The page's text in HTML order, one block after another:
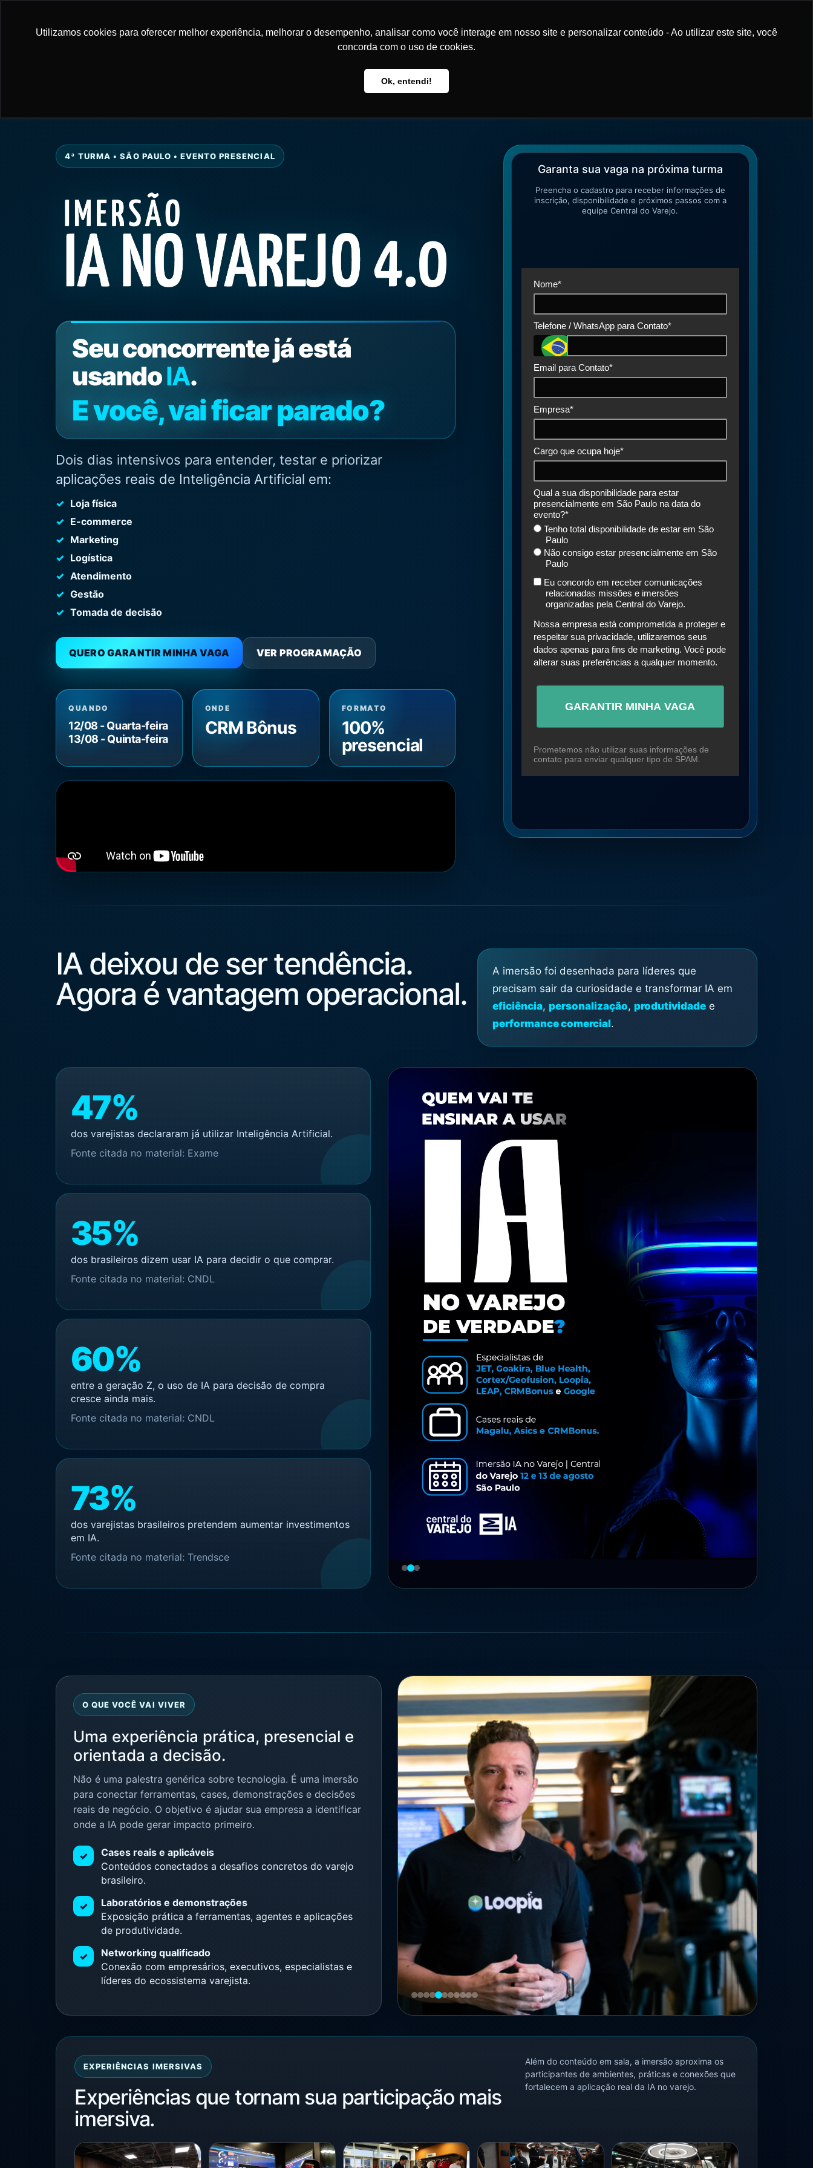
Utilizamos cookies para oferecer melhor experiência, melhorar o desempenho, analisar como você interage em nosso site e personalizar conteúdo - Ao utilizar este site, você
concorda com o uso de cookies.
Ok, entendi!
ProgramaçãoEspecialistas
4ª TURMA • SÃO PAULO • EVENTO PRESENCIAL
Seu concorrente já está
usandoIA.
E você, vai ficar parado?
Dois dias intensivos para entender, testar e priorizar
aplicações reais de Inteligência Artificial em:
Loja física
E-commerce
Marketing
Logística
Atendimento
Gestão
Tomada de decisão
QUERO GARANTIR MINHA VAGA VER PROGRAMAÇÃO
QUANDO
12/08 - Quarta-feira
13/08 - Quinta-feira
ONDE
CRM Bônus
FORMATO
100%
presencial
Garanta sua vaga na próxima turma
Preencha o cadastro para receber informações de
inscrição, disponibilidade e próximos passos com a
equipe Central do Varejo.
Nome*
Telefone / WhatsApp para Contato*
Email para Contato*
Empresa*
Cargo que ocupa hoje*
Qual a sua disponibilidade para estar
presencialmente em São Paulo na data do
evento?*
Tenho total disponibilidade de estar em São
Paulo
Não consigo estar presencialmente em São
Paulo
Eu concordo em receber comunicações
relacionadas missões e imersões
organizadas pela Central do Varejo.
Nossa empresa está comprometida a proteger e
respeitar sua privacidade, utilizaremos seus
dados apenas para fins de marketing. Você pode
alterar suas preferências a qualquer momento.
GARANTIR MINHA VAGA
Prometemos não utilizar suas informações de
contato para enviar qualquer tipo de SPAM.
IA deixou de ser tendência.
Agora é vantagem operacional.
A imersão foi desenhada para líderes que
precisam sair da curiosidade e transformar IA em
eficiência,personalização,produtividade e
performance comercial.
47%
dos varejistas declararam já utilizar Inteligência Artificial.
Fonte citada no material: Exame
35%
dos brasileiros dizem usar IA para decidir o que comprar.
Fonte citada no material: CNDL
60%
entre a geração Z, o uso de IA para decisão de compra
cresce ainda mais.
Fonte citada no material: CNDL
73%
dos varejistas brasileiros pretendem aumentar investimentos
em IA.
Fonte citada no material: Trendsce
O QUE VOCÊ VAI VIVER
Uma experiência prática, presencial e
orientada a decisão.
Não é uma palestra genérica sobre tecnologia. É uma imersão
para conectar ferramentas, cases, demonstrações e decisões
reais de negócio. O objetivo é ajudar sua empresa a identificar
onde a IA pode gerar impacto primeiro.
✓
Cases reais e aplicáveis
Conteúdos conectados a desafios concretos do varejo
brasileiro.
✓
Laboratórios e demonstrações
Exposição prática a ferramentas, agentes e aplicações
de produtividade.
✓
Networking qualificado
Conexão com empresários, executivos, especialistas e
líderes do ecossistema varejista.
EXPERIÊNCIAS IMERSIVAS
Experiências que tornam sua participação mais
imersiva.
Além do conteúdo em sala, a imersão aproxima os
participantes de ambientes, práticas e conexões que
fortalecem a aplicação real da IA no varejo.